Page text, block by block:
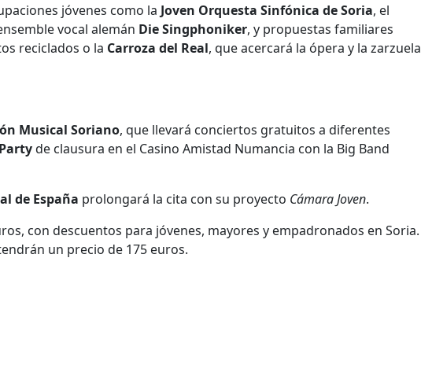
jóvenes como la Joven Orquesta Sinfónica de Soria, el
vocal alemán Die Singphoniker, y propuestas familiares
reciclados o la Carroza del Real, que acercará la ópera y la zarzuela
Musical Soriano, que llevará conciertos gratuitos a diferentes
de clausura en el Casino Amistad Numancia con la Big Band
de España prolongará la cita con su proyecto Cámara Joven.
con descuentos para jóvenes, mayores y empadronados en Soria.
un precio de 175 euros.